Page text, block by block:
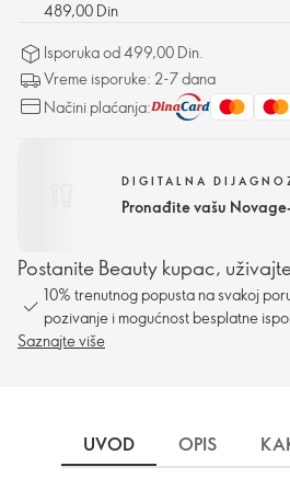
489,00 Din
Isporuka od 499,00 Din.
Vreme isporuke: 2-7 dana
Načini plaćanja:
DIGITALNA
Pronađite vašu
Postanite Beauty kupac,
10% trenutnog popusta na svakoj
pozivanje i mogućnost besplatne
Saznajte više
UVOD OPIS